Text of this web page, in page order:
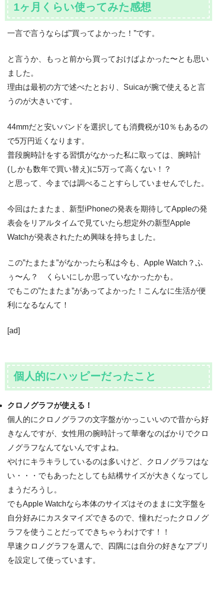
1ヶ月くらい使ってみた感想
一言で言うならば”買ってよかった！”です。
と言うか、もっと前から買っておけばよかった〜とも思い
ました。
理由は最初の方で述べたとおり、Suicaが腕で使えると言
うのが大きいです。
44mmだと安いバンドを選択しても消費税が10％もあるの
で5万円近くなります。
普段腕時計をする習慣がなかった私に取っては、腕時計
(しかも数年で買い替え)に5万って高くない！？
と思って、今までは調べることすらしていませんでした。
今回はたまたま、新型iPhoneの発表を期待してAppleの発
表会をリアルタイムで見ていたら想定外の新型Apple
Watchが発表されたため興味を持ちました。
この”たまたま”がなかったら私は今も、Apple Watch？ふ
ぅ〜ん？ くらいにしか思っていなかったかも。
でもこの”たまたま”があってよかった！こんなに生活が便
利になるなんて！
[ad]
個人的にハッピーだったこと
クロノグラフが使える！
個人的にクロノグラフの文字盤がかっこいいので昔から好
きなんですが、女性用の腕時計って華奢なのばかりでクロ
ノグラフなんてないんですよね。
やけにキラキラしているのは多いけど、クロノグラフはな
い・・・でもあったとしても結構サイズが大きくなってし
まうだろうし。
でもApple Watchなら本体のサイズはそのままに文字盤を
自分好みにカスタマイズできるので、憧れだったクロノグ
ラフを使うことだってできちゃうわけです！！
早速クロノグラフを選んで、四隅には自分の好きなアプリ
を設定して使っています。